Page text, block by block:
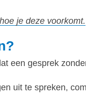
je deze voorkomt.
een gesprek
uit te spreken,